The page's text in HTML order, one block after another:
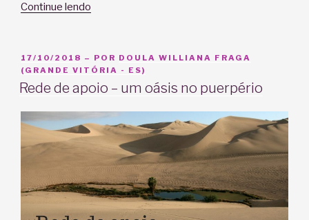
Continue lendo
PUBLICADO
EM
17/10/2018 – POR DOULA WILLIANA FRAGA
(GRANDE VITÓRIA - ES)
Rede de apoio – um oásis no puerpério